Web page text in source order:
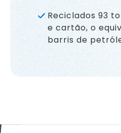
Reciclados 93
e cartão, o
barris de